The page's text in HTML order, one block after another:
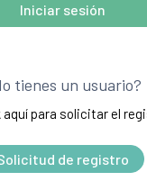
Iniciar sesión
tienes un usuario?
aquí para solicitar el
de registro